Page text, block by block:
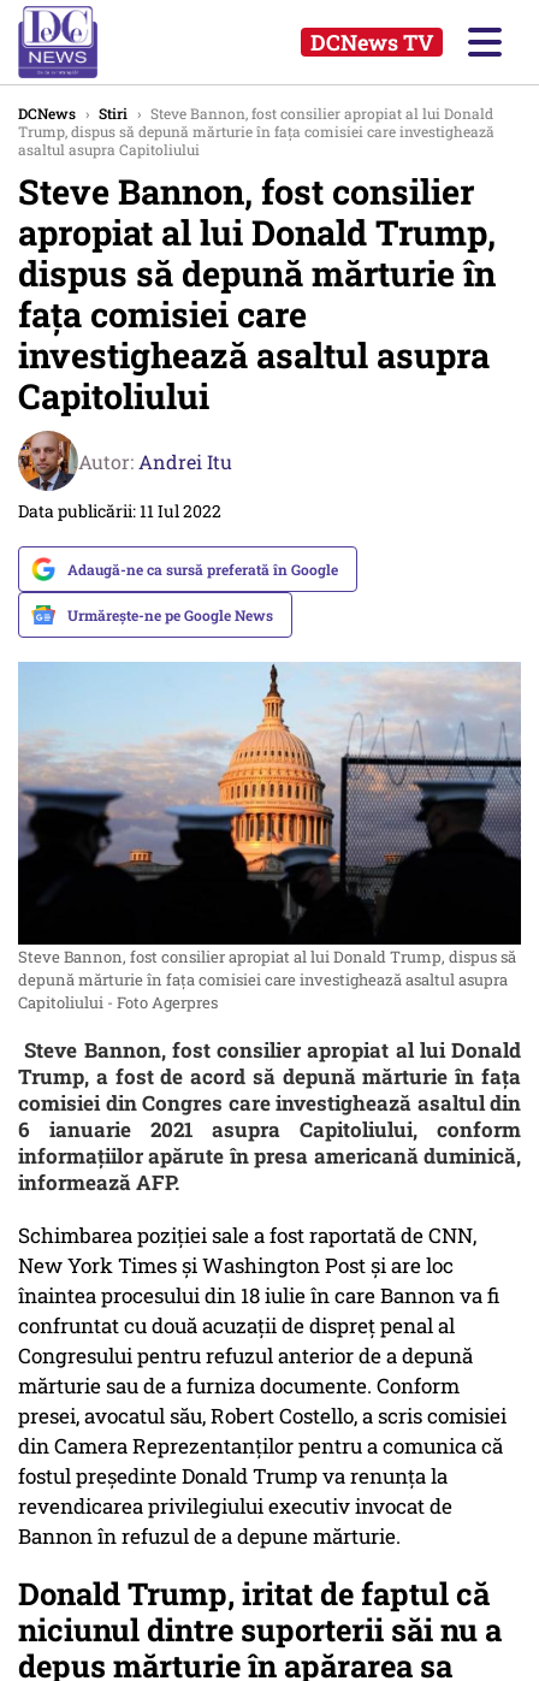
DCNews TV
DCNews › Stiri › Steve Bannon, fost consilier apropiat al lui Donald
Trump, dispus să depună mărturie în faţa comisiei care investighează
asaltul asupra Capitoliului
Steve Bannon, fost consilier
apropiat al lui Donald Trump,
dispus să depună mărturie în
faţa comisiei care
investighează asaltul asupra
Capitoliului
Autor: Andrei Itu
Data publicării: 11 Iul 2022
Adaugă-ne ca sursă preferată în Google
Urmărește-ne pe Google News
Steve Bannon, fost consilier apropiat al lui Donald Trump, dispus să
depună mărturie în faţa comisiei care investighează asaltul asupra
Capitoliului - Foto Agerpres
Steve Bannon, fost consilier apropiat al lui Donald
Trump, a fost de acord să depună mărturie în faţa
comisiei din Congres care investighează asaltul din
6 ianuarie 2021 asupra Capitoliului, conform
informaţiilor apărute în presa americană duminică,
informează AFP.
Schimbarea poziţiei sale a fost raportată de CNN,
New York Times şi Washington Post şi are loc
înaintea procesului din 18 iulie în care Bannon va fi
confruntat cu două acuzaţii de dispreţ penal al
Congresului pentru refuzul anterior de a depună
mărturie sau de a furniza documente. Conform
presei, avocatul său, Robert Costello, a scris comisiei
din Camera Reprezentanţilor pentru a comunica că
fostul preşedinte Donald Trump va renunţa la
revendicarea privilegiului executiv invocat de
Bannon în refuzul de a depune mărturie.
Donald Trump, iritat de faptul că
niciunul dintre suporterii săi nu a
depus mărturie în apărarea sa